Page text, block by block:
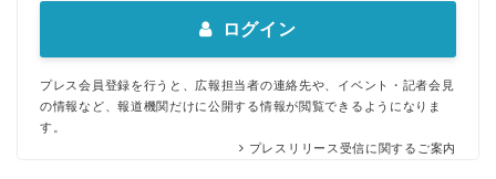
ログイン
プレス会員登録を行うと、広報担当者の連絡先や、イベント・記者会見
の情報など、報道機関だけに公開する情報が閲覧できるようになりま
す。
プレスリリース受信に関するご案内